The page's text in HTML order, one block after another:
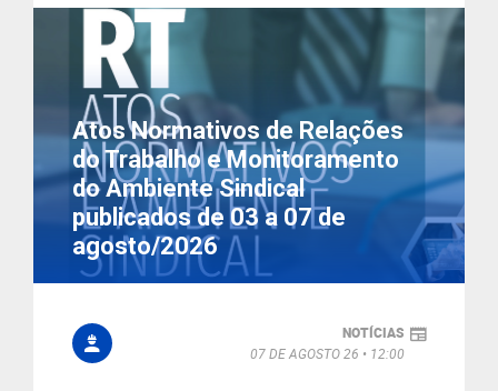
Atos Normativos de Relações
do Trabalho e Monitoramento
do Ambiente Sindical
publicados de 03 a 07 de
agosto/2026
NOTÍCIAS
07 DE AGOSTO 26
12:00